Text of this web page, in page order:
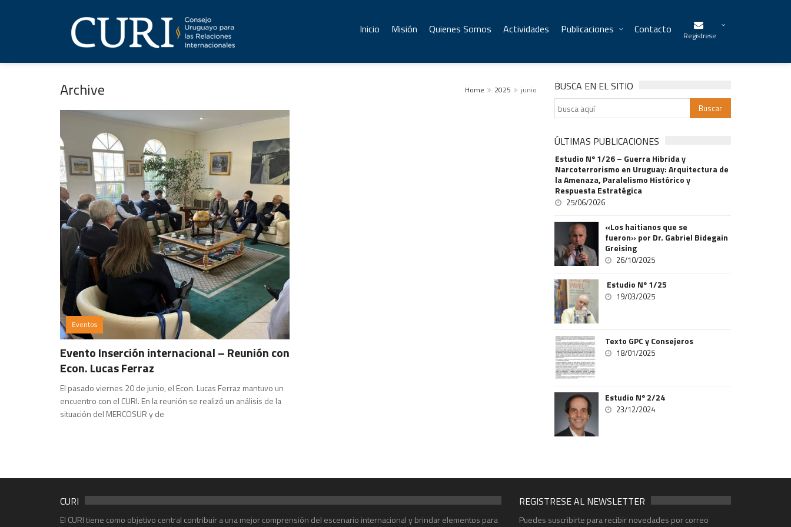
Inicio Misión Quienes Somos Actividades Publicaciones Contacto Registrese
Archive Home 2025 junio
Eventos
Evento Inserción internacional – Reunión con
Econ. Lucas Ferraz
El pasado viernes 20 de junio, el Econ. Lucas Ferraz mantuvo un
encuentro con el CURI. En la reunión se realizó un análisis de la
situación del MERCOSUR y de
BUSCA EN EL SITIO
ÚLTIMAS PUBLICACIONES
Estudio Nº 1/26 – Guerra Hibrida y
Narcoterrorismo en Uruguay: Arquitectura de
la Amenaza, Paralelismo Histórico y
Respuesta Estratégica
25/06/2026
«Los haitianos que se
fueron» por Dr. Gabriel Bidegain
Greising
26/10/2025
Estudio Nº 1/25
19/03/2025
Texto GPC y Consejeros
18/01/2025
Estudio Nº 2/24
23/12/2024
CURI
El CURI tiene como objetivo central contribuir a una mejor comprensión del escenario internacional y brindar elementos para
REGISTRESE AL NEWSLETTER
Puedes suscribirte para recibir novedades por correo